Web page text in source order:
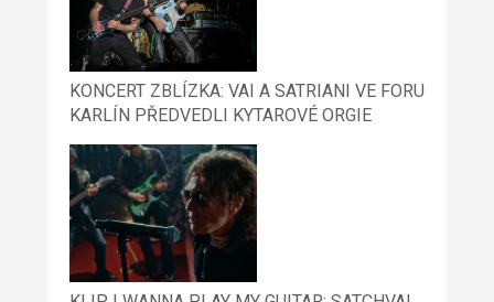
KONCERT ZBLÍZKA: VAI A SATRIANI VE FORU
KARLÍN PŘEDVEDLI KYTAROVÉ ORGIE